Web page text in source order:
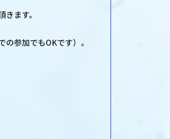
ます。
参加でもOKです）。